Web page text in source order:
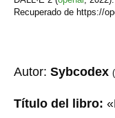
Recuperado de https://
Autor: Sybcodex
Título del libro: «